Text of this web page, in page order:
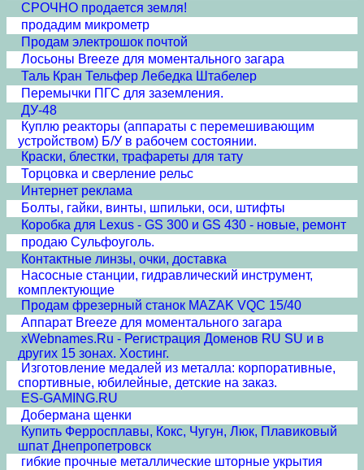
СРОЧНО продается земля!
продадим микрометр
Продам электрошок почтой
Лосьоны Breeze для моментального загара
Таль Кран Тельфер Лебедка Штабелер
Перемычки ПГС для заземления.
ДУ-48
Куплю реакторы (аппараты с перемешивающим
устройством) Б/У в рабочем состоянии.
Краски, блестки, трафареты для тату
Торцовка и сверление рельс
Интернет реклама
Болты, гайки, винты, шпильки, оси, штифты
Коробка для Lexus - GS 300 и GS 430 - новые, ремонт
продаю Сульфоуголь.
Контактные линзы, очки, доставка
Насосные станции, гидравлический инструмент,
комплектующие
Продам фрезерный станок MAZAK VQC 15/40
Аппарат Breeze для моментального загара
xWebnames.Ru - Регистрация Доменов RU SU и в
других 15 зонах. Хостинг.
Изготовление медалей из металла: корпоративные,
спортивные, юбилейные, детские на заказ.
ES-GAMING.RU
Добермана щенки
Купить Ферросплавы, Кокс, Чугун, Люк, Плавиковый
шпат Днепропетровск
гибкие прочные металлические шторные укрытия